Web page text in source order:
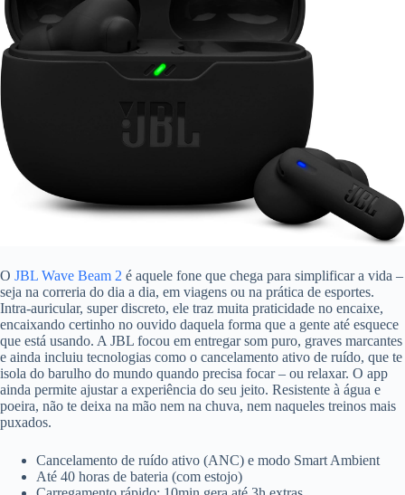
O JBL Wave Beam 2 é aquele fone que chega para simplificar a vida –
seja na correria do dia a dia, em viagens ou na prática de esportes.
Intra-auricular, super discreto, ele traz muita praticidade no encaixe,
encaixando certinho no ouvido daquela forma que a gente até esquece
que está usando. A JBL focou em entregar som puro, graves marcantes
e ainda incluiu tecnologias como o cancelamento ativo de ruído, que te
isola do barulho do mundo quando precisa focar – ou relaxar. O app
ainda permite ajustar a experiência do seu jeito. Resistente à água e
poeira, não te deixa na mão nem na chuva, nem naqueles treinos mais
puxados.
Cancelamento de ruído ativo (ANC) e modo Smart Ambient
Até 40 horas de bateria (com estojo)